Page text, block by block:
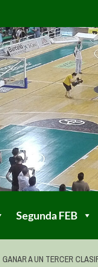
Segunda FEB
GANAR A UN TERCER